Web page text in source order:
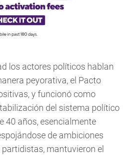
los actores políticos hablan
peyorativa, el Pacto
y funcionó como
del sistema político
40 años, esencialmente
de ambiciones
mantuvieron el